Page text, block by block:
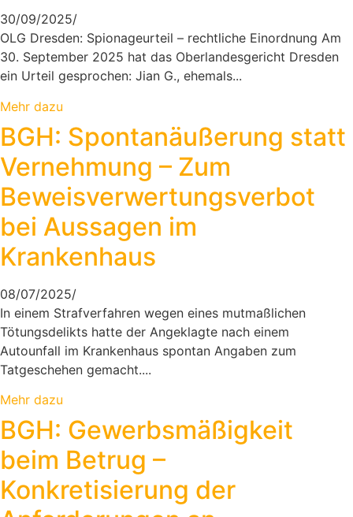
30/09/2025/
OLG Dresden: Spionageurteil – rechtliche Einordnung Am
30. September 2025 hat das Oberlandesgericht Dresden
ein Urteil gesprochen: Jian G., ehemals...
Mehr dazu
BGH: Spontanäußerung statt
Vernehmung – Zum
Beweisverwertungsverbot
bei Aussagen im
Krankenhaus
08/07/2025/
In einem Strafverfahren wegen eines mutmaßlichen
Tötungsdelikts hatte der Angeklagte nach einem
Autounfall im Krankenhaus spontan Angaben zum
Tatgeschehen gemacht....
Mehr dazu
BGH: Gewerbsmäßigkeit
beim Betrug –
Konkretisierung der